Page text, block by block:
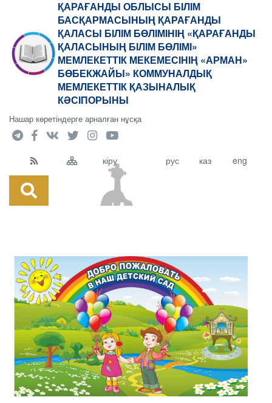
ҚАРАҒАНДЫ ОБЛЫСЫ БІЛІМ
БАСҚАРМАСЫНЫҢ ҚАРАҒАНДЫ
ҚАЛАСЫ БІЛІМ БӨЛІМІНІҢ «ҚАРАҒАНДЫ
ҚАЛАСЫНЫҢ БІЛІМ БӨЛІМІ»
МЕМЛЕКЕТТІК МЕКЕМЕСІНІҢ «АРМАН»
БӨБЕКЖАЙЫ» КОММУНАЛДЫҚ
МЕМЛЕКЕТТІК ҚАЗЫНАЛЫҚ
КӘСІПОРЫНЫ
Нашар көретіндерге арналған нұсқа
кіру рус каз eng